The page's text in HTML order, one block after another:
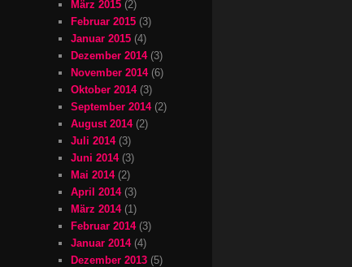
März 2015 (2)
Februar 2015 (3)
Januar 2015 (4)
Dezember 2014(3)
November 2014(6)
Oktober 2014(3)
September 2014(2)
August 2014(2)
Juli 2014(3)
Juni 2014(3)
Mai 2014(2)
April 2014(3)
März 2014(1)
Februar 2014(3)
Januar 2014(4)
Dezember 2013 (5)